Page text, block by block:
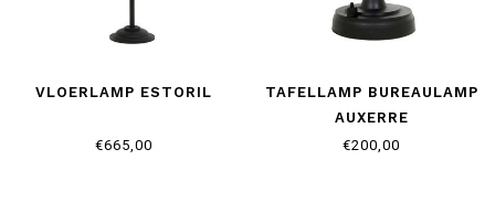
VLOERLAMP ESTORIL
€665,00
TAFELLAMP BUREAULAMP
AUXERRE
€200,00